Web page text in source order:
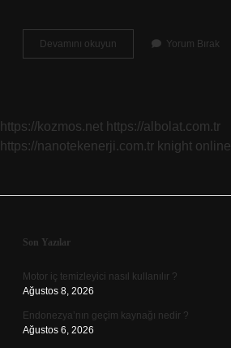
Devamını okuyun
Çağrı
Yorum Bırak
https://kozmos.net https://albolat.com.tr
https://nanotekenerji.com.tr knight online
Sidebar
Son Yazılar
Motor iç temizleyici nasıl kullanılır ?
Ağustos 8, 2026
Endonezya’nın geçim kaynağı nedir ?
Ağustos 6, 2026